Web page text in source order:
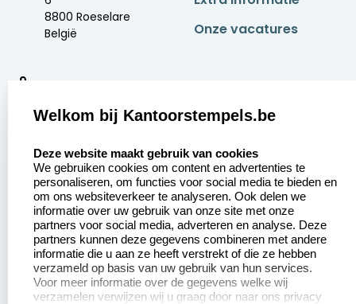
8800 Roeselare
België
9
Onze vacatures
Aanvraag op maat
Betaling &
Verzending
Wederverkoper
worden
Contact opnemen
Veel gestelde vragen
Retourneren
Herroepingsrecht
Welkom bij Kantoorstempels.be
Deze website maakt gebruik van cookies
We gebruiken cookies om content en advertenties te
personaliseren, om functies voor social media te bieden en
om ons websiteverkeer te analyseren. Ook delen we
informatie over uw gebruik van onze site met onze
partners voor social media, adverteren en analyse. Deze
partners kunnen deze gegevens combineren met andere
informatie die u aan ze heeft verstrekt of die ze hebben
verzameld op basis van uw gebruik van hun services.
Voor meer informatie over de gegevens welke wij
verzamelen verwijzen wij u graag door naar ons privacy